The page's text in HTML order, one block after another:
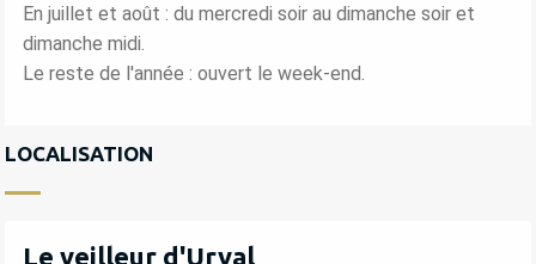
En juillet et août : du mercredi soir au dimanche soir et
dimanche midi.
Le reste de l'année : ouvert le week-end.
LOCALISATION
Le veilleur d'Urval